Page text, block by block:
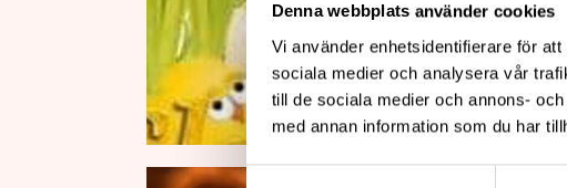
Denna webbplats använder cookies
Vi använder enhetsidentifierare för
sociala medier och analysera vår
till de sociala medier och annons-
med annan information som du har
Samtyckesval